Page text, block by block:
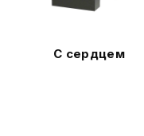
С сердцем